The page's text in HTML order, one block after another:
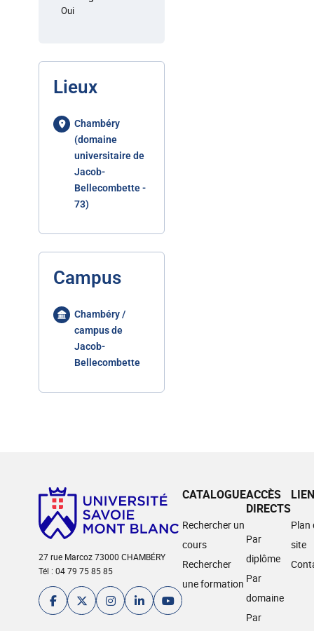
Oui
Lieux
Chambéry
(domaine
universitaire de
Jacob-
Bellecombette -
73)
Campus
Chambéry /
campus de
Jacob-
Bellecombette
27 rue Marcoz 73000 CHAMBÉRY
Tél : 04 79 75 85 85
CATALOGUE
Rechercher un
cours
Rechercher
une formation
ACCÈS
DIRECTS
Par
diplôme
Par
domaine
Par
Plan
site